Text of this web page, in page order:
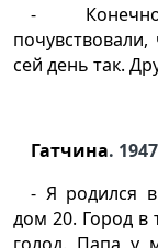
-
сей день так.
Гатчина.
- Я родился
дом 20. Город в